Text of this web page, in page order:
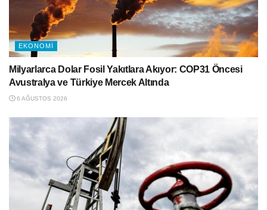
EKONOMI
Milyarlarca Dolar Fosil Yakıtlara Akıyor: COP31 Öncesi
Avustralya ve Türkiye Mercek Altında
6 AĞUSTOS 2026